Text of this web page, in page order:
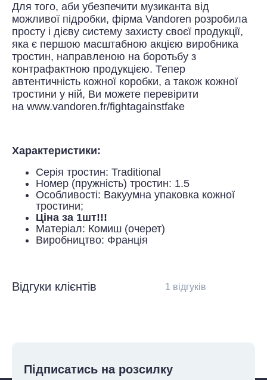
Для того, аби убезпечити музиканта від
можливої підробки, фірма Vandoren розробила
просту і дієву систему захисту своєї продукції,
яка є першою масштабною акцією виробника
тростин, направленою на боротьбу з
контрафактною продукцією. Тепер
автентичність кожної коробки, а також кожної
тростини у ній, Ви можете перевірити
наwww.vandoren.fr/fightagainstfake
Характеристики:
Серія тростин: Traditional
Номер (пружність) тростин: 1.5
Особливості: Вакуумна упаковка кожної
тростини;
Ціна за 1шт!!!
Матеріал: Комиш (очерет)
Виробництво: Франція
Відгуки клієнтів 1 відгуків
Підписатись на розсилку